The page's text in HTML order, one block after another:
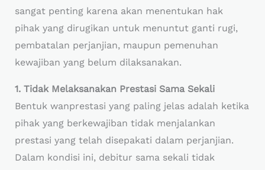
sangat penting karena akan menentukan hak
pihak yang dirugikan untuk menuntut ganti rugi,
pembatalan perjanjian, maupun pemenuhan
kewajiban yang belum dilaksanakan.
1. Tidak Melaksanakan Prestasi Sama Sekali
Bentuk wanprestasi yang paling jelas adalah ketika
pihak yang berkewajiban tidak menjalankan
prestasi yang telah disepakati dalam perjanjian.
Dalam kondisi ini, debitur sama sekali tidak